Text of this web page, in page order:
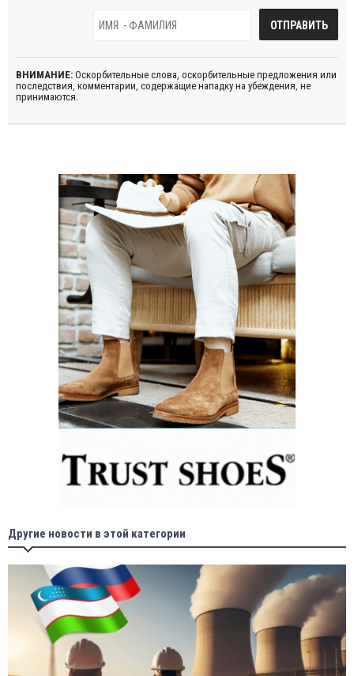
ВНИМАНИЕ: Оскорбительные слова, оскорбительные предложения или
последствия, комментарии, содержащие нападку на убеждения, не
принимаются.
Другие новости в этой категории